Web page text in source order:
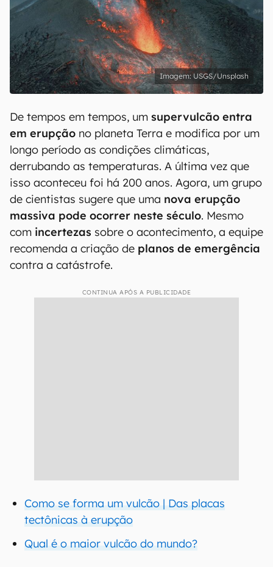
USGS/Unsplash
De tempos em tempos, um supervulcão entra
em erupção no planeta Terra e modifica por um
longo período as condições climáticas,
derrubando as temperaturas. A última vez que
isso aconteceu foi há 200 anos. Agora, um grupo
de cientistas sugere que uma nova erupção
massiva pode ocorrer neste século. Mesmo
com incertezas sobre o acontecimento, a equipe
recomenda a criação de planos de emergência
contra a catástrofe.
CONTINUA APÓS A PUBLICIDADE
Como se forma um vulcão | Das placas
tectônicas à erupção
Qual é o maior vulcão do mundo?